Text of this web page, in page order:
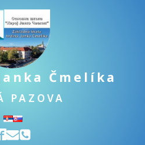
Čmelíka
PAZOVA